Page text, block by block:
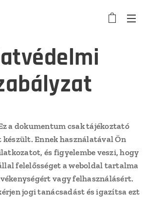
a dokumentum csak tájékoztató
Ennek használatával Ön
és figyelembe veszi, hogy
felelősséget a weboldal tartalma
vagy felhasználásért.
jogi tanácsadást és igazítsa ezt